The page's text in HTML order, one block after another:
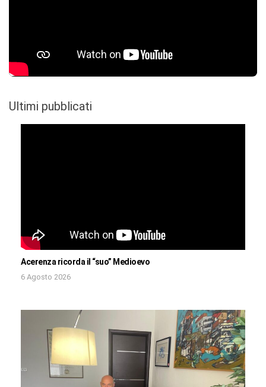
Ultimi pubblicati
Acerenza ricorda il “suo” Medioevo
6 Agosto 2026